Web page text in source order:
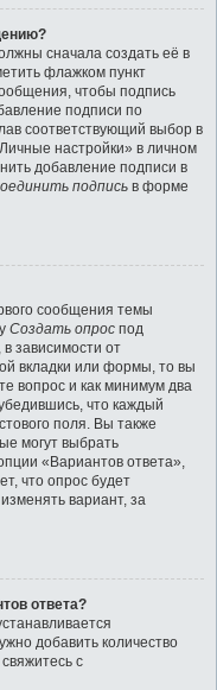
сначала создать её в
флажком пункт
чтобы подпись
подписи по
соответствующий выбор в
настройки» в личном
добавление подписи в
подпись в форме
сообщения темы
Создать опрос под
зависимости от
вкладки или формы, то вы
вопрос и как минимум два
что каждый
поля. Вы также
могут выбрать
«Вариантов ответа»,
что опрос будет
вариант, за
ответа?
добавить количество
с